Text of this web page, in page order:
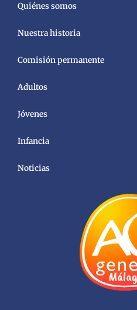
Quiénes somos
Nuestra historia
Comisión permanente
Adultos
Jóvenes
Infancia
Noticias